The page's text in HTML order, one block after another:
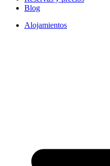
Blog
Alojamientos